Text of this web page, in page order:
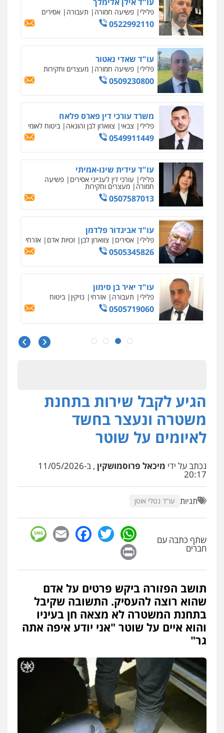
פלילי פשיעה חמורה תעבורה אסירים
0522992110
עו"ד שאדי נאטור
פלילי פשיעה חמורה מעצרים וחקירות
0509230800
משרד עורכי דין פארס פלאח
פלילי צבאי צווארון לבן והונאה ביטוח לאומי
0549911449
עו"ד עידית שינו-אמיתי
פלילי עורכי דין לענייני אסירים פשיעה
חמורה מעצרים וחקירות
0507587013
עו"ד אביגדור פלדמן
פלילי אסירים צווארון לבן זכויות אדם אזרחי
0505345826
עו"ד יאיר בן סימון
פלילי תעבורה אזרחי נזיקין ביטוח
0505719060
עו"ד נס בן נתן
עו"ד משה פלמור
פלילי כלכלי צווארון לבן עורכי דין לענייני
אסירים
0549732303
פלילי בטחוני צבאי נזיקין
וחקירות
0542255161
וחקירות
0544723840
עו"ד ראוף נג'אר
פלילי עורכי דין לענייני אסירים מעצרים
עו"ד אלון ארז
פלילי צבאי סמים אלימות במשפחה
לבן
0507368203
הגיע לקבל שירות בתחנת
משטרה ונעצר בחשד
לאיומים על שוטר
נכתב על ידי מיכאל פרוסמושקין , ב-11/05/2026
20:17
תגיות עו"ד נטלי אוטן
שתף כתבה עם
חברים
WhatsApp
Twitter
Facebook
Email
תושב הפזורה ביקש פרטים על אדם
שהוא רוצה להעסיק. התשובה שקיבל
בתחנת המשטרה לא מצאה חן בעיניו
והוא איים על שוטר "אני יודע איפה אתה
גר"